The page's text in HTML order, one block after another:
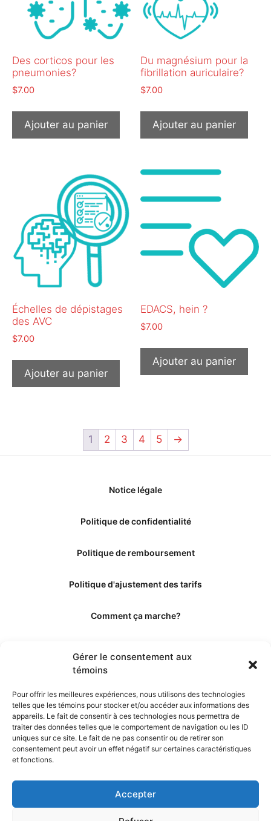
Gérer le consentement aux
témoins
Pour offrir les meilleures expériences, nous utilisons des technologies
telles que les témoins pour stocker et/ou accéder aux informations des
appareils. Le fait de consentir à ces technologies nous permettra de
traiter des données telles que le comportement de navigation ou les ID
uniques sur ce site. Le fait de ne pas consentir ou de retirer son
consentement peut avoir un effet négatif sur certaines caractéristiques
et fonctions.
Accepter
Des corticos pour les
pneumonies?
$7.00
Ajouter au panier
Du magnésium pour la
fibrillation auriculaire?
$7.00
Ajouter au panier
Échelles de dépistages
des AVC
$7.00
Ajouter au panier
EDACS, hein ?
$7.00
Ajouter au panier
1 2 3 4 5 →
Notice légale
Politique de confidentialité
Politique de remboursement
Politique d'ajustement des tarifs
Comment ça marche?
Les éditeurs
Les experts et collaborateurs